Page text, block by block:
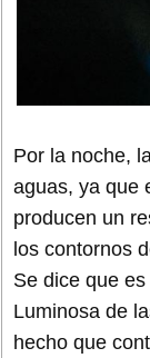
Por la noche,
aguas, ya que
producen un
los contornos
Se dice que
Luminosa de
hecho que